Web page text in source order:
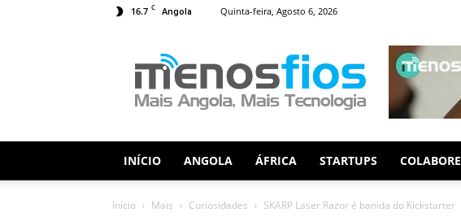
16.7 C Angola Quinta-feira, Agosto 6, 2026
Fios
INÍCIO ANGOLA ÁFRICA STARTUPS COLABORE
Início Mais Curiosidades SKARP Laser Razor é banida do Kickstarter